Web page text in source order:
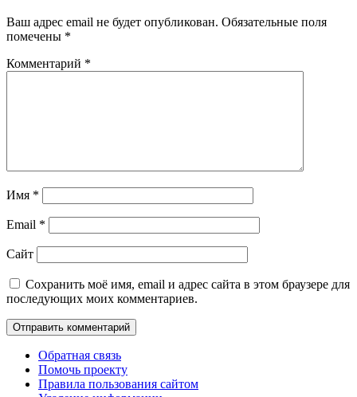
Ваш адрес email не будет опубликован. Обязательные поля
помечены *
Комментарий *
Имя *
Email *
Сайт
Сохранить моё имя, email и адрес сайта в этом браузере для
последующих моих комментариев.
Обратная связь
Помочь проекту
Правила пользования сайтом